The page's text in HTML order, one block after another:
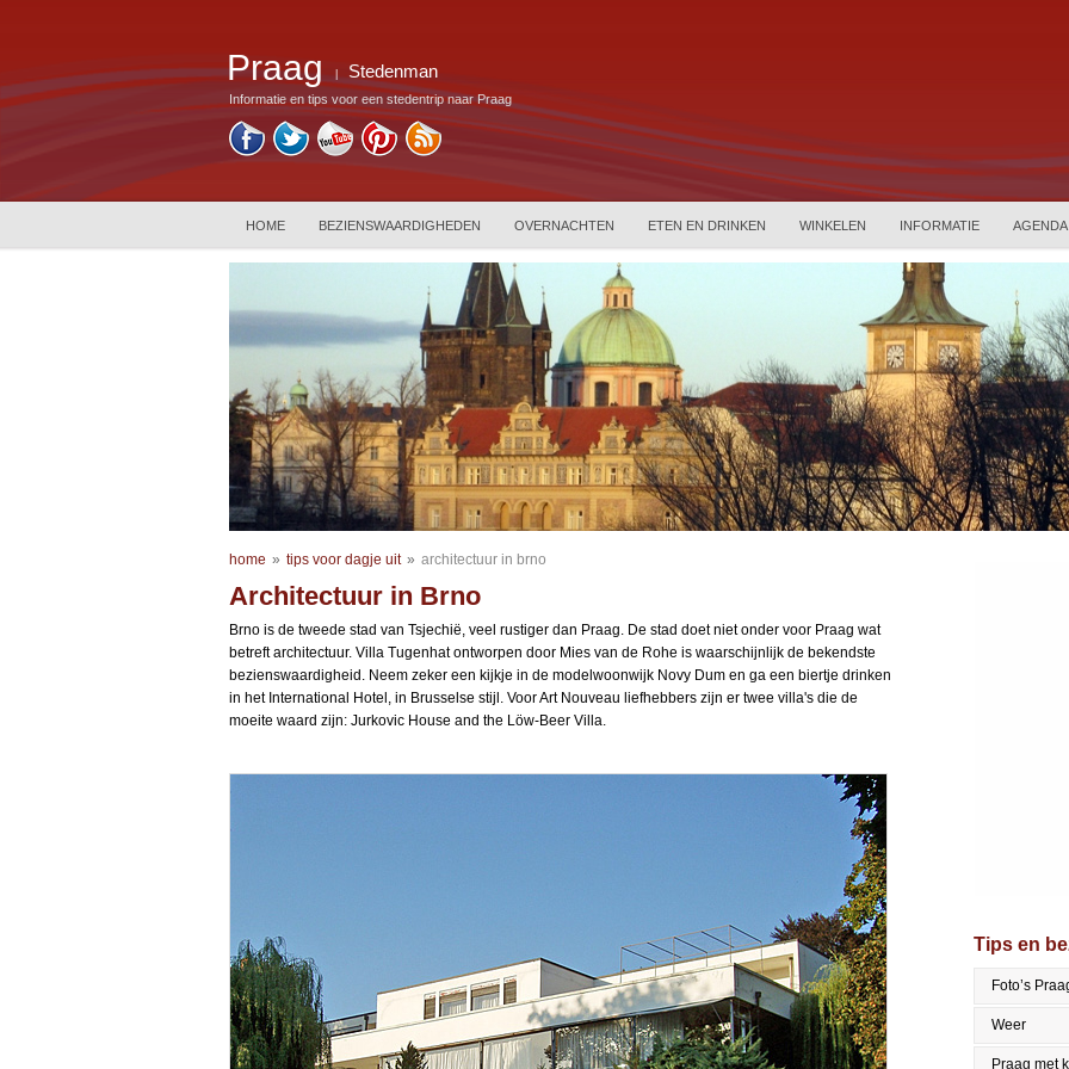
Praag Stedenman
Informatie en tips voor een stedentrip naar Praag
HOME BEZIENSWAARDIGHEDEN OVERNACHTEN ETEN EN DRINKEN WINKELEN INFORMATIE AGENDA
home » tips voor dagje uit » architectuur in brno
Architectuur in Brno
Brno is de tweede stad van Tsjechië, veel rustiger dan Praag. De stad doet niet onder voor Praag wat
betreft architectuur. Villa Tugenhat ontworpen door Mies van de Rohe is waarschijnlijk de bekendste
bezienswaardigheid. Neem zeker een kijkje in de modelwoonwijk Novy Dum en ga een biertje drinken
in het International Hotel, in Brusselse stijl. Voor Art Nouveau liefhebbers zijn er twee villa's die de
moeite waard zijn: Jurkovic House and the Löw-Beer Villa.
Tips en
Foto’s
Weer
Praag met